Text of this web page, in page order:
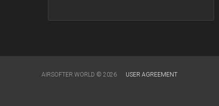
AIRSOFTER.WORLD © 2026 USER AGREEMENT